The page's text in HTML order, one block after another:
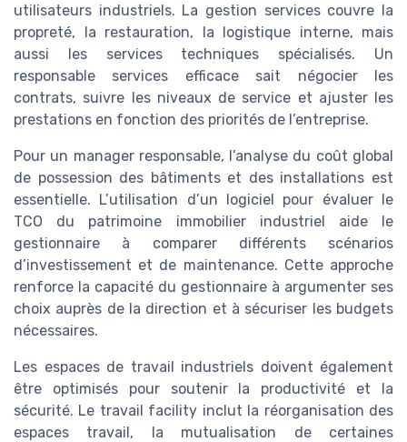
utilisateurs industriels. La gestion services couvre la
propreté, la restauration, la logistique interne, mais
aussi les services techniques spécialisés. Un
responsable services efficace sait négocier les
contrats, suivre les niveaux de service et ajuster les
prestations en fonction des priorités de l’entreprise.
Pour un manager responsable, l’analyse du coût global
de possession des bâtiments et des installations est
essentielle. L’utilisation d’un logiciel pour évaluer le
TCO du patrimoine immobilier industriel aide le
gestionnaire à comparer différents scénarios
d’investissement et de maintenance. Cette approche
renforce la capacité du gestionnaire à argumenter ses
choix auprès de la direction et à sécuriser les budgets
nécessaires.
Les espaces de travail industriels doivent également
être optimisés pour soutenir la productivité et la
sécurité. Le travail facility inclut la réorganisation des
espaces travail, la mutualisation de certaines